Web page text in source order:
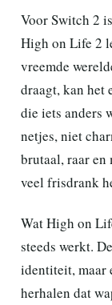
Voor Switch 2
High on Life 2
vreemde
draagt, kan het
die iets anders
netjes, niet
brutaal, raar en
veel frisdrank
Wat High on
steeds werkt.
identiteit, maar
herhalen dat